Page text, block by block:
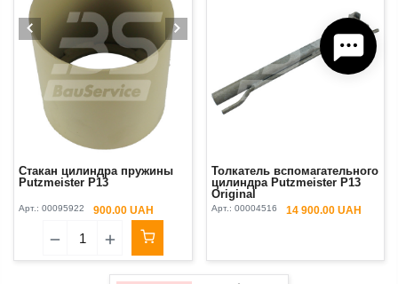
Стакан цилиндра пружины
Putzmeister P13
Арт.: 00095922 900.00 UAH
Толкатель вспомагательного
цилиндра Putzmeister P13
Original
Арт.: 00004516 14 900.00 UAH